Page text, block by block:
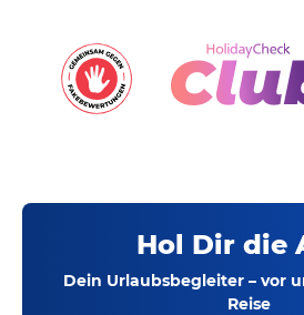
Hol Dir die
Dein Urlaubsbegleiter – vor
Reise